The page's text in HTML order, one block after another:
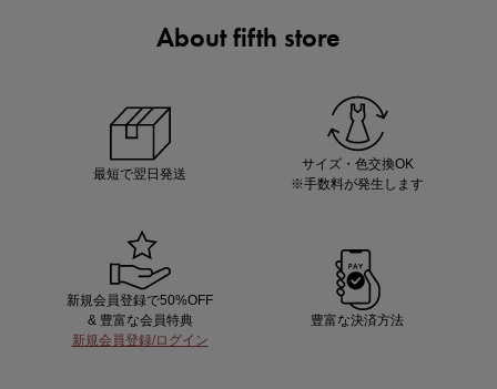
買えば買うほどお得! 最大半額クーポン
About fifth store
最短で翌日発送
サイズ・色交換OK
※手数料が発生します
新規会員登録で50%OFF
& 豊富な会員特典
新規会員登録/ログイン
豊富な決済方法